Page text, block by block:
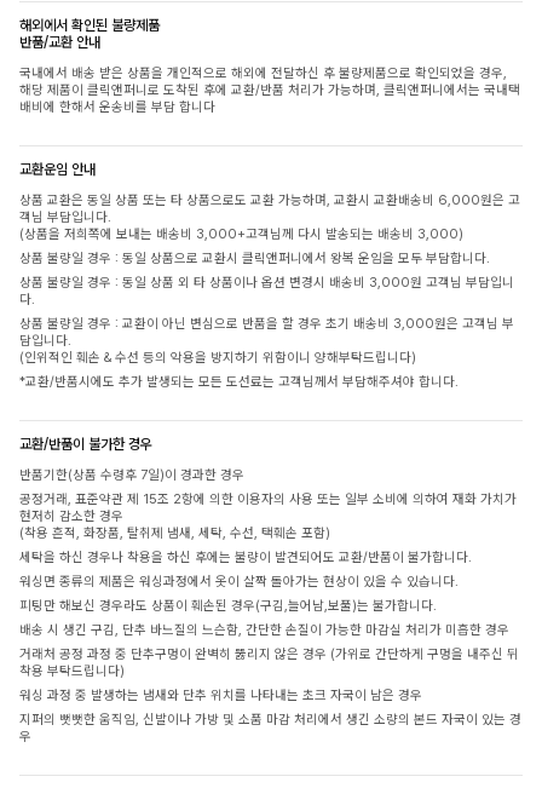
해외에서 확인된 불량제품
반품/교환 안내
국내에서 배송 받은 상품을 개인적으로 해외에 전달하신 후 불량제품으로 확인되었을 경우,
해당 제품이 클릭앤퍼니로 도착된 후에 교환/반품 처리가 가능하며, 클릭앤퍼니에서는 국내택
배비에 한해서 운송비를 부담 합니다
교환운임 안내
상품 교환은 동일 상품 또는 타 상품으로도 교환 가능하며, 교환시 교환배송비 6,000원은 고
객님 부담입니다.
(상품을 저희쪽에 보내는 배송비 3,000+고객님께 다시 발송되는 배송비 3,000)
상품 불량일 경우 : 동일 상품으로 교환시 클릭앤퍼니에서 왕복 운임을 모두 부담합니다.
상품 불량일 경우 : 동일 상품 외 타 상품이나 옵션 변경시 배송비 3,000원 고객님 부담입니
다.
상품 불량일 경우 : 교환이 아닌 변심으로 반품을 할 경우 초기 배송비 3,000원은 고객님 부
담입니다.
(인위적인 훼손 & 수선 등의 악용을 방지하기 위함이니 양해부탁드립니다)
*교환/반품시에도 추가 발생되는 모든 도선료는 고객님께서 부담해주셔야 합니다.
교환/반품이 불가한 경우
반품기한(상품 수령후 7일)이 경과한 경우
공정거래, 표준약관 제 15조 2항에 의한 이용자의 사용 또는 일부 소비에 의하여 재화 가치가
현저히 감소한 경우
(착용 흔적, 화장품, 탈취제 냄새, 세탁, 수선, 택훼손 포함)
세탁을 하신 경우나 착용을 하신 후에는 불량이 발견되어도 교환/반품이 불가합니다.
워싱면 종류의 제품은 워싱과정에서 옷이 살짝 돌아가는 현상이 있을 수 있습니다.
피팅만 해보신 경우라도 상품이 훼손된 경우(구김,늘어남,보풀)는 불가합니다.
배송 시 생긴 구김, 단추 바느질의 느슨함, 간단한 손질이 가능한 마감실 처리가 미흡한 경우
거래처 공정 과정 중 단추구멍이 완벽히 뚫리지 않은 경우 (가위로 간단하게 구멍을 내주신 뒤
착용 부탁드립니다)
워싱 과정 중 발생하는 냄새와 단추 위치를 나타내는 초크 자국이 남은 경우
지퍼의 뻣뻣한 움직임, 신발이나 가방 및 소품 마감 처리에서 생긴 소량의 본드 자국이 있는 경
우